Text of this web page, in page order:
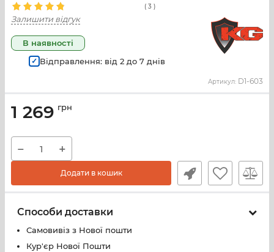
( 3 )
Залишити відгук
В наявності
Відправлення: від 2 до 7 днів
Артикул: D1-603
1 269 грн
− +
Додати в кошик
Способи доставки
Самовивіз з Нової пошти
Кур'єр Нової Пошти